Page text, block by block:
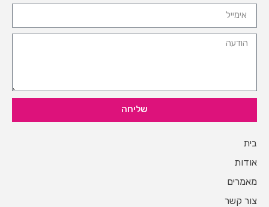
שליחה
בית
אודות
מאמרים
צור קשר